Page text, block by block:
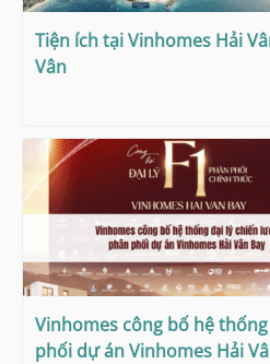
Tiện ích tại Vinhomes Hải
Vân
Vinhomes công bố hệ
phối dự án Vinhomes Hải